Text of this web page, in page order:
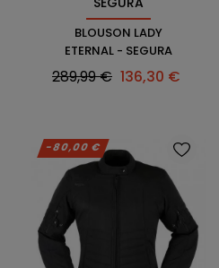
BLOUSON LADY
ETERNAL - SEGURA
Prix
289,99 € Prix
136,30 €
-80,00 €